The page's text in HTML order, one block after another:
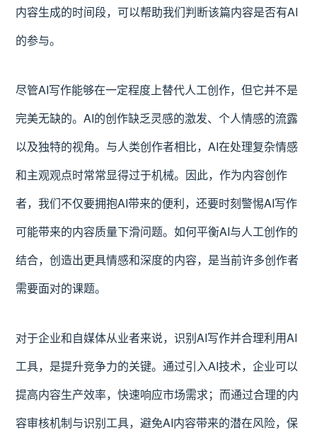
内容生成的时间段，可以帮助我们判断该篇内容是否有AI
的参与。
尽管AI写作能够在一定程度上替代人工创作，但它并不是
完美无缺的。AI的创作缺乏灵感的激发、个人情感的流露
以及独特的视角。与人类创作者相比，AI在处理复杂情感
和主观观点时常常显得过于机械。因此，作为内容创作
者，我们不仅要拥抱AI带来的便利，还要时刻警惕AI写作
可能带来的内容质量下滑问题。如何平衡AI与人工创作的
结合，创造出更具情感和深度的内容，是当前许多创作者
需要面对的课题。
对于企业和自媒体从业者来说，识别AI写作并合理利用AI
工具，是提升竞争力的关键。通过引入AI技术，企业可以
提高内容生产效率，快速响应市场需求；而通过合理的内
容审核机制与识别工具，避免AI内容带来的潜在风险，保